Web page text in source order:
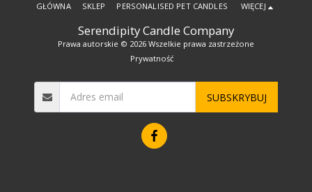
Serendipity Candle Company
Prawa autorskie © 2026 Wszelkie prawa zastrzeżone
Prywatność
GŁÓWNA SKLEP PERSONALISED PET CANDLES WIĘCEJ
SUBSKRYBUJ